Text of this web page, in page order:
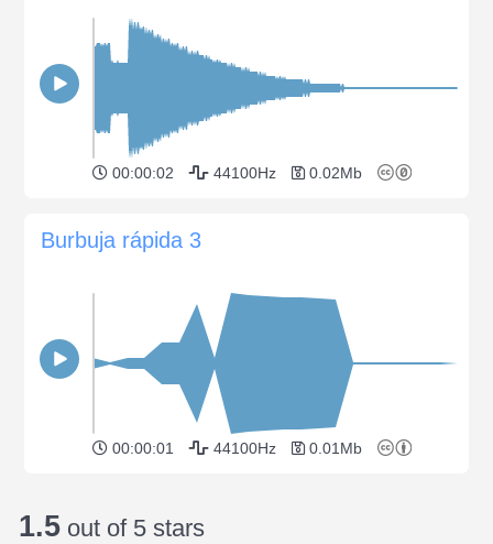
00:00:02 44100Hz 0.02Mb
Burbuja rápida 3
00:00:01 44100Hz 0.01Mb
1.5 out of 5 stars